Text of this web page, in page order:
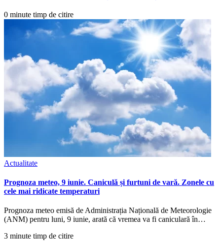
0 minute timp de citire
Actualitate
Prognoza meteo, 9 iunie. Caniculă și furtuni de vară. Zonele cu
cele mai ridicate temperaturi
Prognoza meteo emisă de Administrația Națională de Meteorologie
(ANM) pentru luni, 9 iunie, arată că vremea va fi caniculară în…
3 minute timp de citire